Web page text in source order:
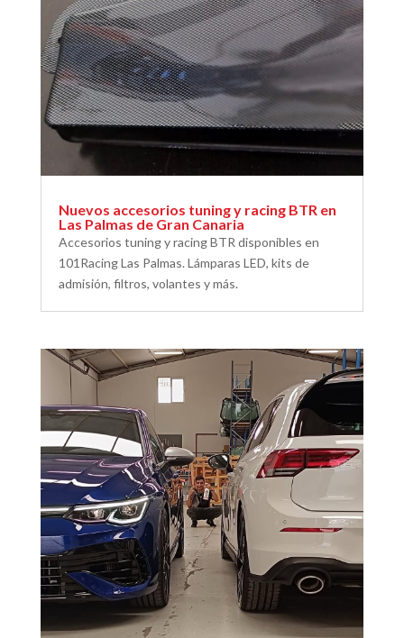
Nuevos accesorios tuning y racing BTR en
Las Palmas de Gran Canaria
Accesorios tuning y racing BTR disponibles en
101Racing Las Palmas. Lámparas LED, kits de
admisión, filtros, volantes y más.